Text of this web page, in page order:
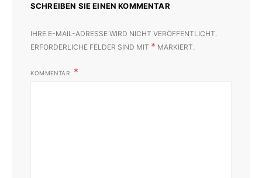
SCHREIBEN SIE EINEN KOMMENTAR
IHRE E-MAIL-ADRESSE WIRD NICHT VERÖFFENTLICHT.
ERFORDERLICHE FELDER SIND MIT * MARKIERT.
KOMMENTAR